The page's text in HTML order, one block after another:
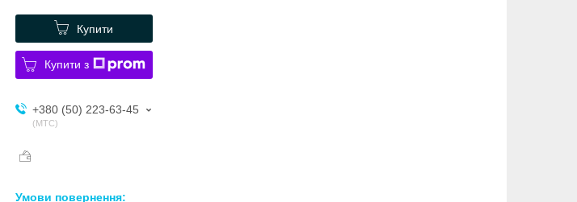
Купити
Купити з
+380 (50) 223-63-45
МТС